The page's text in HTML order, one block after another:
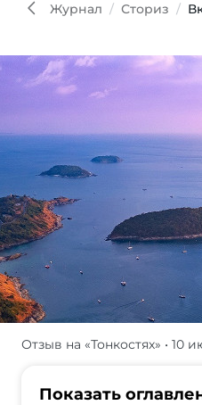
Журнал Сториз
Читательница
Отзыв на «Тонкостях» • 10
Показать